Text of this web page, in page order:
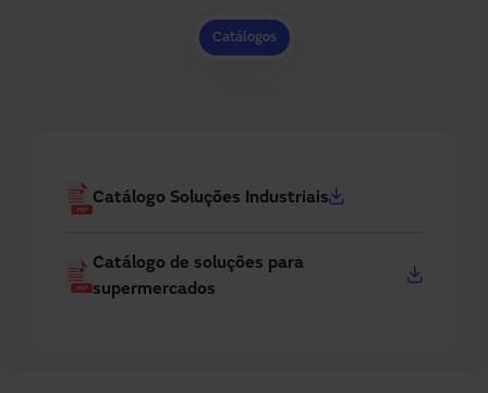
Catálogos
Catálogo Soluções Industriais
Catálogo de soluções para
supermercados